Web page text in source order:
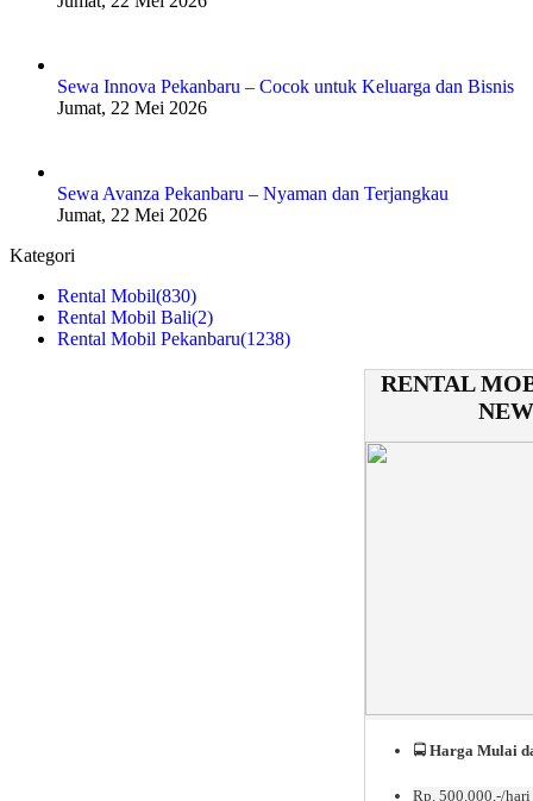
Sewa Innova Pekanbaru – Cocok untuk Keluarga dan Bisnis
Jumat, 22 Mei 2026
Sewa Avanza Pekanbaru – Nyaman dan Terjangkau
Jumat, 22 Mei 2026
Kategori
Rental Mobil(830)
Rental Mobil Bali(2)
Rental Mobil Pekanbaru(1238)
RENTAL
🚍 Harga Mulai
Rp. 500.000,-/